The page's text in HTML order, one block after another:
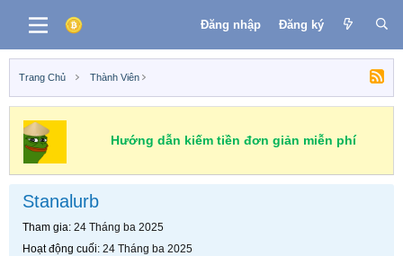
Đăng nhập Đăng ký
Trang Chủ Thành Viên
Hướng dẫn kiếm tiền đơn giản miễn phí
Stanalurb
Tham gia 24 Tháng ba 2025
Hoạt động cuối 24 Tháng ba 2025